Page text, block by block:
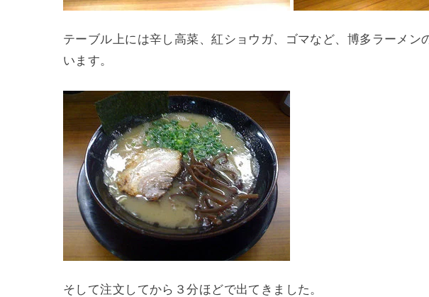
テーブル上には辛し高菜、紅ショウガ、ゴマなど、博多ラーメン
います。
そして注文してから３分ほどで出てきました。